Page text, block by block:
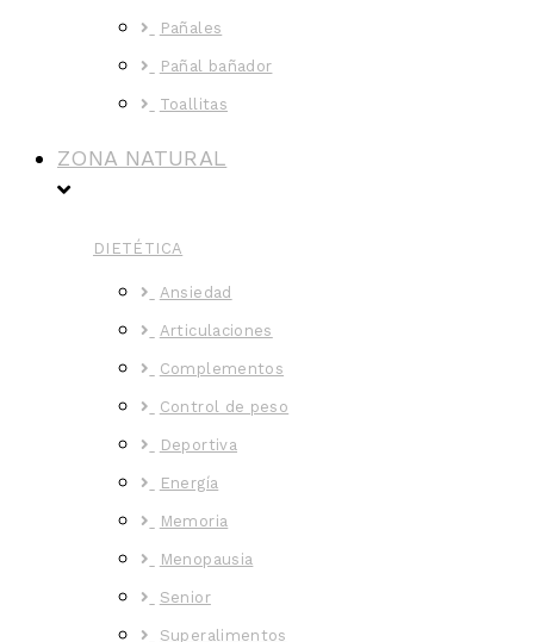
Pañales
Pañal bañador
Toallitas
ZONA NATURAL
DIETÉTICA
Ansiedad
Articulaciones
Complementos
Control de peso
Deportiva
Energía
Memoria
Menopausia
Senior
Superalimentos